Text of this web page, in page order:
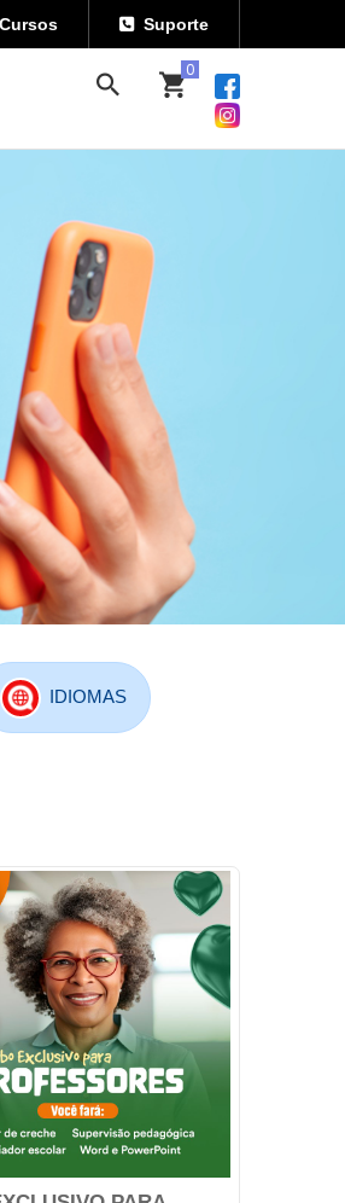
Suporte
IDIOMAS